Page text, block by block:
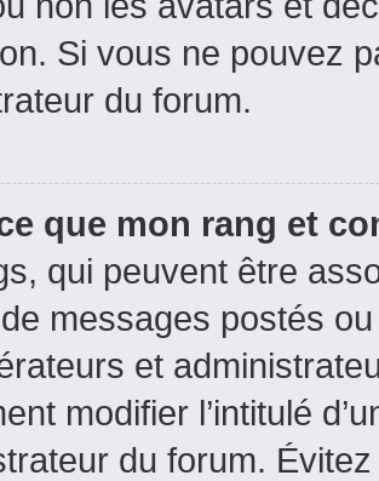
Si vous ne pouvez
du forum.
que mon rang et
qui peuvent être
messages postés
et
modifier l’intitulé
du forum.